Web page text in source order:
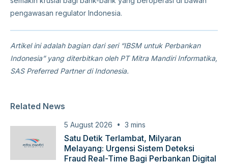
pengawasan regulator Indonesia.
Artikel ini adalah bagian dari seri “IBSM untuk Perbankan
Indonesia” yang diterbitkan oleh PT Mitra Mandiri Informatika,
SAS Preferred Partner di Indonesia.
Related News
5 August 2026 3 mins
Satu Detik Terlambat, Milyaran
Melayang: Urgensi Sistem Deteksi
Fraud Real-Time Bagi Perbankan Digital